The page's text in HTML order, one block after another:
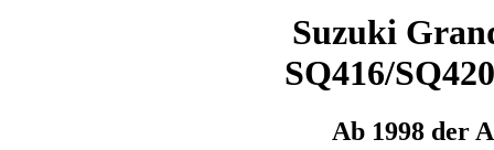
Suzuki
SQ416/
Ab 1998 der